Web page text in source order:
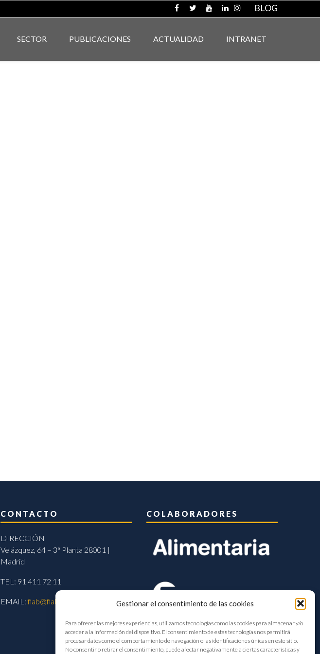
Gestionar el consentimiento de las cookies
Para ofrecer las mejores experiencias, utilizamos tecnologías como las cookies para almacenar y/o
acceder a la información del dispositivo. El consentimiento de estas tecnologías nos permitirá
procesar datos como el comportamiento de navegación o las identificaciones únicas en este sitio.
No consentir o retirar el consentimiento, puede afectar negativamente a ciertas características y
BLOG
SECTOR PUBLICACIONES ACTUALIDAD INTRANET
CONTACTO
DIRECCIÓN
Velázquez, 64 – 3ª Planta 28001 |
Madrid
TEL: 91 411 72 11
EMAIL:fiab@fiab.es
COLABORADORES